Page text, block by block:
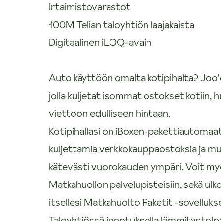
Irtaimistovarastot
100M Telian taloyhtiön laajakaista
Digitaalinen iLOQ-avain
Auto käyttöön omalta kotipihalta?
jolla kuljetat isommat ostokset kotiin,
viettoon edulliseen hintaan.
Kotipihallasi on iBoxen-
kuljettamia verkkokauppaostoksia ja
kätevästi vuorokauden ympäri. Voit
Matkahuollon palvelupisteisiin, sekä
itsellesi Matkahuolto Paketit -